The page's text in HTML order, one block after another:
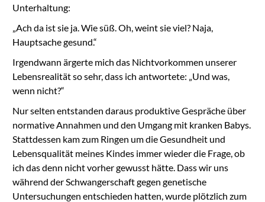
Unterhaltung:
„Ach da ist sie ja. Wie süß. Oh, weint sie viel? Naja,
Hauptsache gesund.“
Irgendwann ärgerte mich das Nichtvorkommen unserer
Lebensrealität so sehr, dass ich antwortete: „Und was,
wenn nicht?“
Nur selten entstanden daraus produktive Gespräche über
normative Annahmen und den Umgang mit kranken Babys.
Stattdessen kam zum Ringen um die Gesundheit und
Lebensqualität meines Kindes immer wieder die Frage, ob
ich das denn nicht vorher gewusst hätte. Dass wir uns
während der Schwangerschaft gegen genetische
Untersuchungen entschieden hatten, wurde plötzlich zum